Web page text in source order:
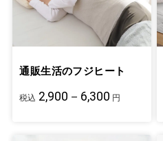
通販生活のフジヒート
税込 2,900－6,300 円